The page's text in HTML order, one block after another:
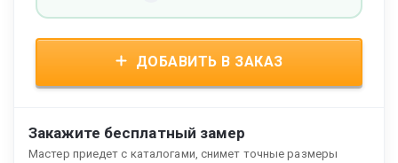
ДОБАВИТЬ В ЗАКАЗ
Закажите бесплатный замер
Мастер приедет с каталогами, снимет точные размеры